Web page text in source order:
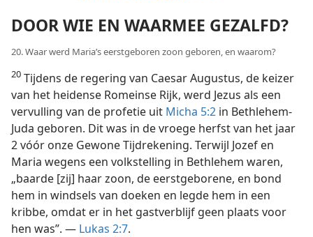
DOOR WIE EN WAARMEE GEZALFD?
20. Waar werd Maria’s eerstgeboren zoon geboren, en waarom?
20 Tijdens de regering van Caesar Augustus, de keizer
van het heidense Romeinse Rijk, werd Jezus als een
vervulling van de profetie uit Micha 5:2 in Bethlehem-
Juda geboren. Dit was in de vroege herfst van het jaar
2 vóór onze Gewone Tijdrekening. Terwijl Jozef en
Maria wegens een volkstelling in Bethlehem waren,
„baarde [zij] haar zoon, de eerstgeborene, en bond
hem in windsels van doeken en legde hem in een
kribbe, omdat er in het gastverblijf geen plaats voor
hen was”. — Lukas 2:7.